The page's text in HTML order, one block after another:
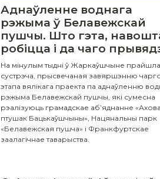
Аднаўленне воднага
рэжыма ў Белавежскай
пушчы. Што гэта,
робіцца і да чаго
На мінулым тыдні ў Жаркаўшчыне прайшла
сустрэча, прысвечаная завяршэнню
этапа вялікага праекта па аднаўленню
рэжыма Белавежскай пушчы, які сумесна
рэалізуюць грамадскае аб’яднанне «Ахова
птушак Бацькаўшчыны», Нацянальны парк
«Белавежская пушча» і Франкфуртскае
заалагічнае таварыства.